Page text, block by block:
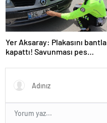
Yer Aksaray: Plakasını bantla
kapattı! Savunması pes